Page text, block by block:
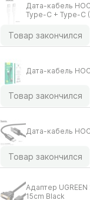
Дата-кабель
Type-C + Type-C
Товар закончился
Дата-кабель
Товар закончился
Дата-кабель
Товар закончился
Адаптер
15cm Black